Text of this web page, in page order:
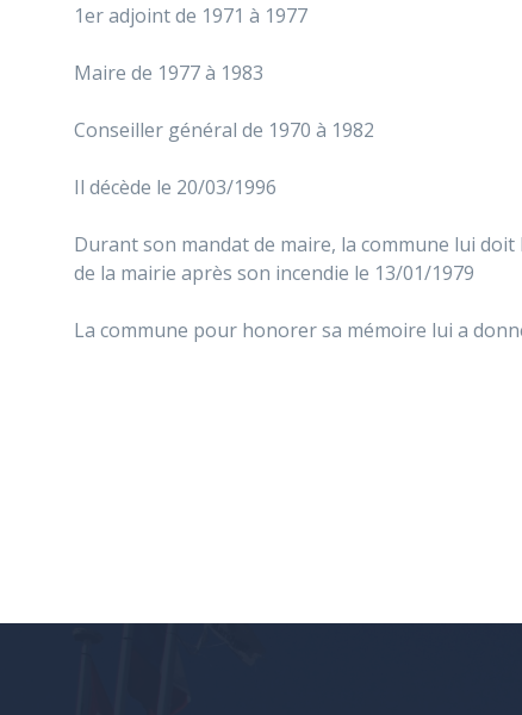
1er adjoint de 1971 à 1977
Maire de 1977 à 1983
Conseiller général de 1970 à 1982
Il décède le 20/03/1996
Durant son mandat de maire, la commune lui
de la mairie après son incendie le 13/01/1979
La commune pour honorer sa mémoire lui a